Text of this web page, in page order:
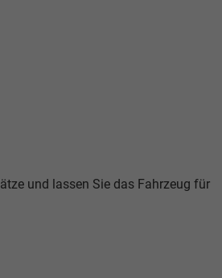
und lassen Sie das Fahrzeug für